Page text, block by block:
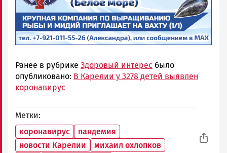
Ранее в рубрике Здоровый интерес было
опубликовано: В Карелии у 3278 детей выявлен
коронавирус
Метки
коронавирус
пандемия
новости Карелии
михаил охлопков